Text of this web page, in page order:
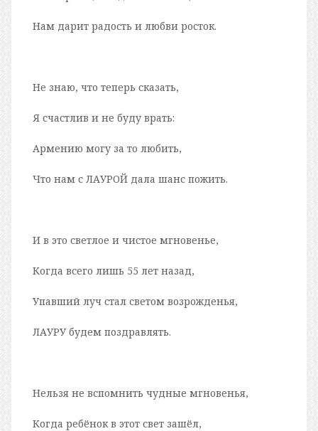
Нам дарит радость и любви росток.
Не знаю, что теперь сказать,
Я счастлив и не буду врать:
Армению могу за то любить,
Что нам с ЛАУРОЙ дала шанс пожить.
И в это светлое и чистое мгновенье,
Когда всего лишь 55 лет назад,
Упавший луч стал светом возрожденья,
ЛАУРУ будем поздравлять.
Нельзя не вспомнить чудные мгновенья,
Когда ребёнок в этот свет зашёл,